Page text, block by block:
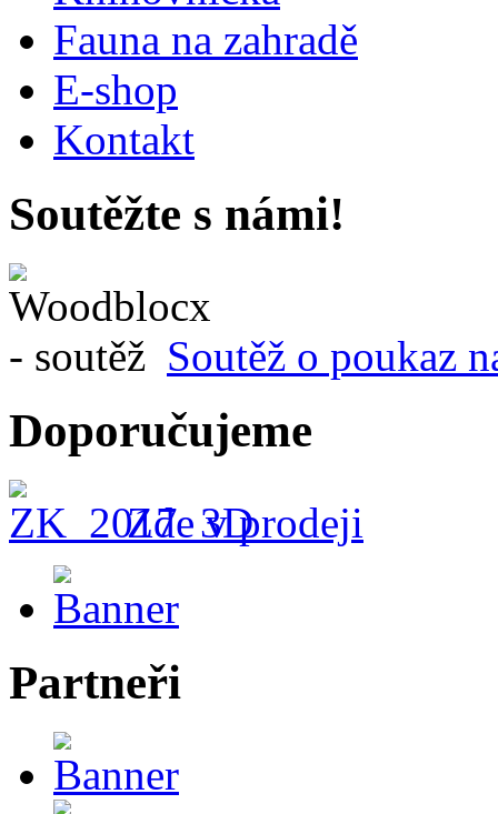
Fauna na zahradě
E-shop
Kontakt
Soutěžte s námi!
Soutěž o poukaz
Doporučujeme
Zde v prodeji
Partneři